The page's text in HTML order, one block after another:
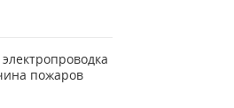
пожаров